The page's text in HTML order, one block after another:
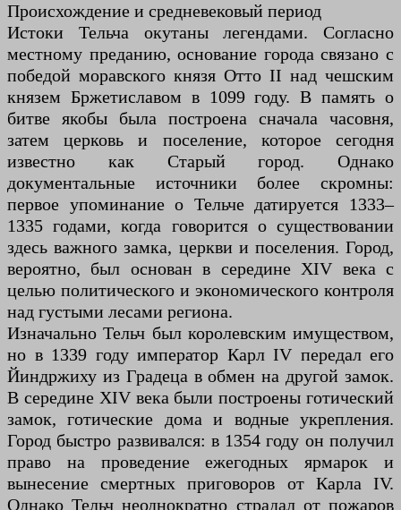
Происхождение и средневековый период
Истоки Тельча окутаны легендами. Согласно
местному преданию, основание города связано с
победой моравского князя Отто II над чешским
князем Бржетиславом в 1099 году. В память о
битве якобы была построена сначала часовня,
затем церковь и поселение, которое сегодня
известно как Старый город. Однако
документальные источники более скромны:
первое упоминание о Тельче датируется 1333–
1335 годами, когда говорится о существовании
здесь важного замка, церкви и поселения. Город,
вероятно, был основан в середине XIV века с
целью политического и экономического контроля
над густыми лесами региона.
Изначально Тельч был королевским имуществом,
но в 1339 году император Карл IV передал его
Йиндржиху из Градеца в обмен на другой замок.
В середине XIV века были построены готический
замок, готические дома и водные укрепления.
Город быстро развивался: в 1354 году он получил
право на проведение ежегодных ярмарок и
вынесение смертных приговоров от Карла IV.
Однако Тельч неоднократно страдал от пожаров